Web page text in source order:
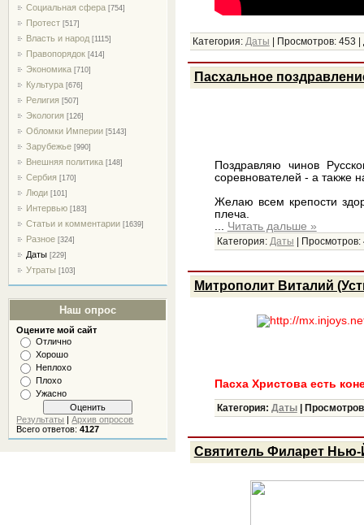
Социальная сфера [754]
Протест [517]
Власть и народ [1115]
Правопорядок [414]
Экономика [710]
Культура [676]
Религия [507]
Экология [126]
Обломки Империи [5143]
Зарубежье [990]
Внешняя политика [148]
Сербия [170]
Люди [101]
Интервью [183]
Статьи и комментарии [1639]
Разное [324]
Даты [229]
Утраты [103]
Наш опрос
Оцените мой сайт
Отлично
Хорошо
Неплохо
Плохо
Ужасно
Результаты |Архив опросов
Всего ответов:4127
Категория: Даты | Просмотров: 453 |
Пасхальное
Поздравляю чинов
соревнователей - а также
Желаю всем крепости
плеча.
... Читать дальше »
Категория: Даты Просмотров:
Митрополит Виталий
Пасха Христова есть
Категория: Даты |
Святитель Филарет Нью-